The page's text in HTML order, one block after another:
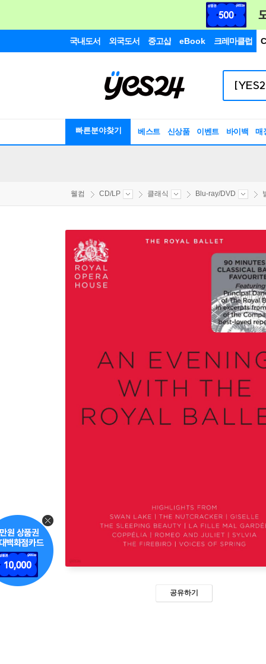
국내도서 외국도서 중고샵 eBook 크레마클럽
빠른분야찾기 베스트 신상품 이벤트 바이백 매
웰컴 CD/LP 클래식 Blu-ray/DVD
공유하기